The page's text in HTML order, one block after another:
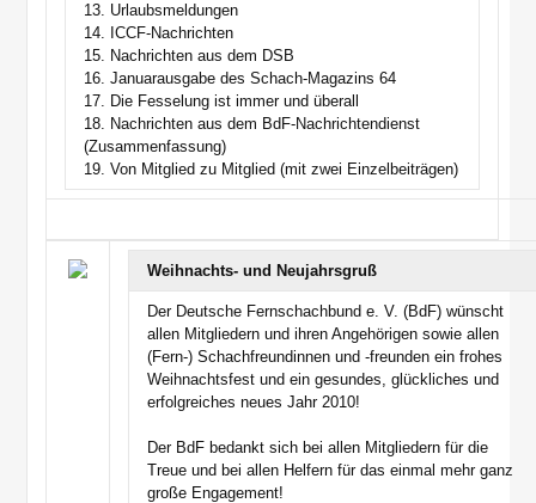
13. Urlaubsmeldungen
14. ICCF-Nachrichten
15. Nachrichten aus dem DSB
16. Januarausgabe des Schach-Magazins 64
17. Die Fesselung ist immer und überall
18. Nachrichten aus dem BdF-Nachrichtendienst
(Zusammenfassung)
19. Von Mitglied zu Mitglied (mit zwei Einzelbeiträgen)
Weihnachts- und Neujahrsgruß
Der Deutsche Fernschachbund e. V. (BdF) wünscht
allen Mitgliedern und ihren Angehörigen sowie allen
(Fern-) Schachfreundinnen und -freunden ein frohes
Weihnachtsfest und ein gesundes, glückliches und
erfolgreiches neues Jahr 2010!
Der BdF bedankt sich bei allen Mitgliedern für die
Treue und bei allen Helfern für das einmal mehr ganz
große Engagement!